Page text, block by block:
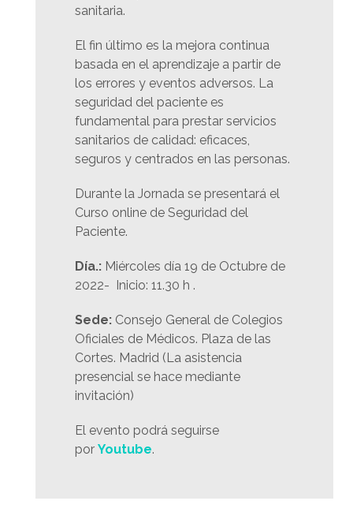
sanitaria.
El fin último es la mejora continua
basada en el aprendizaje a partir de
los errores y eventos adversos. La
seguridad del paciente es
fundamental para prestar servicios
sanitarios de calidad: eficaces,
seguros y centrados en las personas.
Durante la Jornada se presentará el
Curso online de Seguridad del
Paciente.
Día.: Miércoles día 19 de Octubre de
2022- Inicio: 11.30 h .
Sede: Consejo General de Colegios
Oficiales de Médicos. Plaza de las
Cortes. Madrid (La asistencia
presencial se hace mediante
invitación)
El evento podrá seguirse
por Youtube.